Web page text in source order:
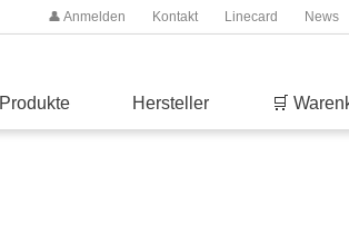
👤 Anmelden Kontakt Linecard News
Produkte Hersteller 🛒